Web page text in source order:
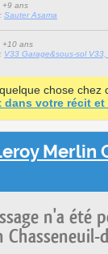
+9 ans
Sauter Asama
+10 ans
V33 Garage&sous-sol V33,
chose chez
dans votre récit
Merlin
n'a été